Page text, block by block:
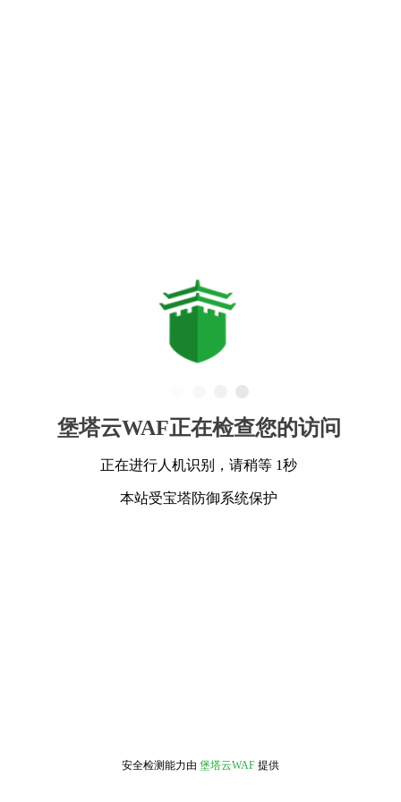
堡塔云WAF正在检查您的访问
正在进行人机识别，请稍等 1秒
本站受宝塔防御系统保护
安全检测能力由 堡塔云WAF 提供